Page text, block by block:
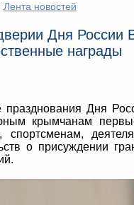
РК
ГС РК
ГС РК
Бюджет
Законы
Схема
Лента новостей
Дня России
награды
празднования Дня
крымчанам
спортсменам,
о присуждении